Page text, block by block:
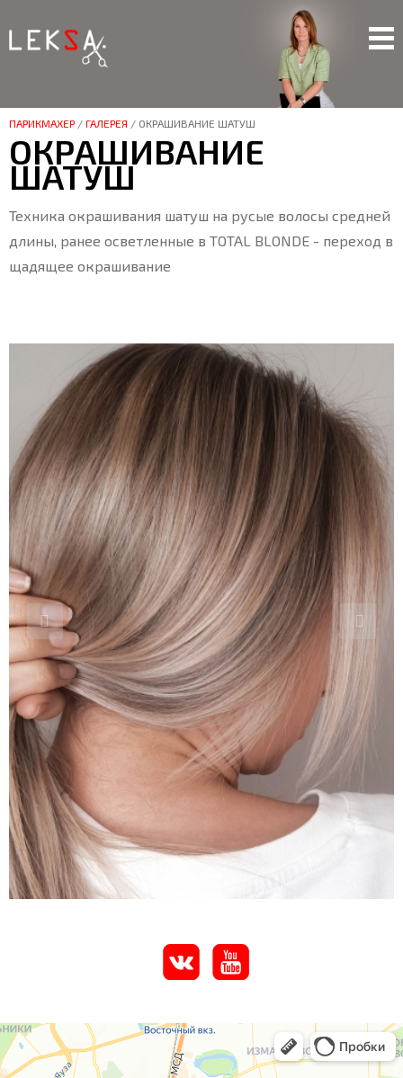
ПАРИКМАХЕР / ГАЛЕРЕЯ / ОКРАШИВАНИЕ ШАТУШ
ОКРАШИВАНИЕ
ШАТУШ
Техника окрашивания шатуш на русые волосы средней
длины, ранее осветленные в TOTAL BLONDE - переход в
щадящее окрашивание